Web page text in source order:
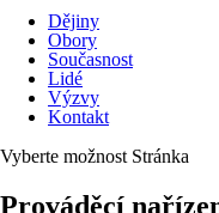
Dějiny
Obory
Současnost
Lidé
Výzvy
Kontakt
Vyberte možnost Stránka
Prováděcí